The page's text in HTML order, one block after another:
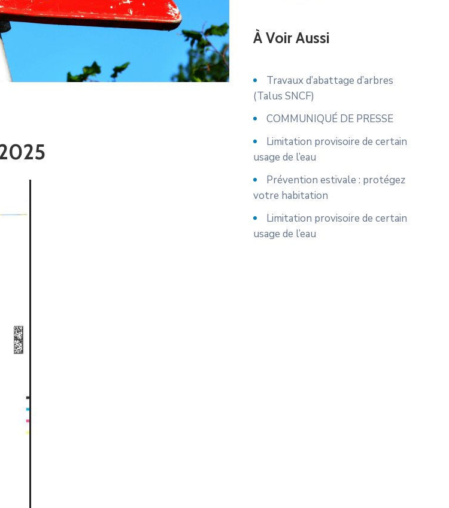
À Voir Aussi
Travaux d’abattage d’arbres
(Talus SNCF)
COMMUNIQUÉ DE PRESSE
Limitation provisoire de certain
usage de l’eau
Prévention estivale : protégez
votre habitation
Limitation provisoire de certain
usage de l’eau